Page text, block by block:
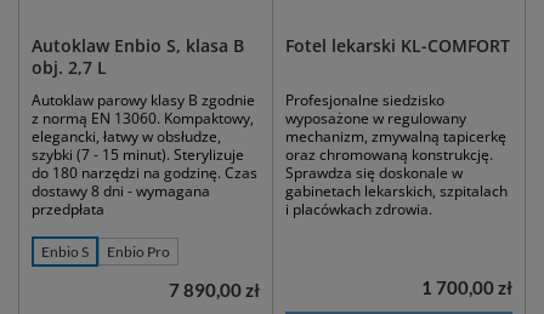
Autoklaw Enbio S, klasa B
obj. 2,7 L
Autoklaw parowy klasy B zgodnie
z normą EN 13060. Kompaktowy,
elegancki, łatwy w obsłudze,
szybki (7 - 15 minut). Sterylizuje
do 180 narzędzi na godzinę. Czas
dostawy 8 dni - wymagana
przedpłata
Enbio S Enbio Pro
7 890,00 zł
Fotel lekarski KL-COMFORT
Profesjonalne siedzisko
wyposażone w regulowany
mechanizm, zmywalną tapicerkę
oraz chromowaną konstrukcję.
Sprawdza się doskonale w
gabinetach lekarskich, szpitalach
i placówkach zdrowia.
1 700,00 zł